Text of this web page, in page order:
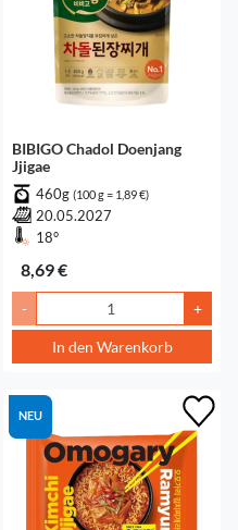
BIBIGO Chadol Doenjang
Jjigae
460g (100 g = 1,89 €)
20.05.2027
18°
8,69 €
- +
In den Warenkorb
NEU